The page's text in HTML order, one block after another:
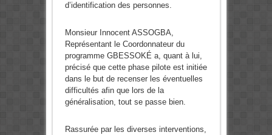
d’identification des personnes.
Monsieur Innocent ASSOGBA,
Représentant le Coordonnateur du
programme GBESSOKÉ a, quant à lui,
précisé que cette phase pilote est initiée
dans le but de recenser les éventuelles
difficultés afin que lors de la
généralisation, tout se passe bien.
Rassurée par les diverses interventions,